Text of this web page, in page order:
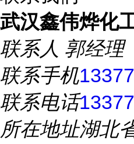
武汉鑫伟烨化
联系人 郭经理
联系手机
联系电话
所在地址湖北